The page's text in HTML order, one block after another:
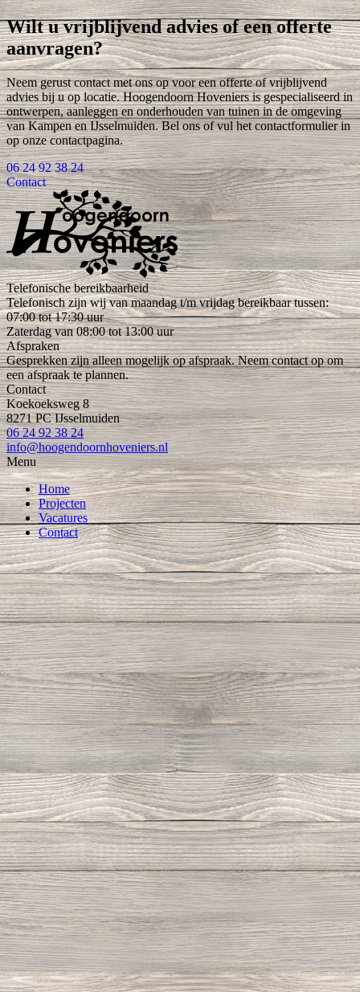
Wilt u vrijblijvend advies of een offerte
aanvragen?
Neem gerust contact met ons op voor een offerte of vrijblijvend
advies bij u op locatie. Hoogendoorn Hoveniers is gespecialiseerd in
ontwerpen, aanleggen en onderhouden van tuinen in de omgeving
van Kampen en IJsselmuiden. Bel ons of vul het contactformulier in
op onze contactpagina.
06 24 92 38 24
Contact
Telefonische bereikbaarheid
Telefonisch zijn wij van maandag t/m vrijdag bereikbaar tussen:
07:00 tot 17:30 uur
Zaterdag van 08:00 tot 13:00 uur
Afspraken
Gesprekken zijn alleen mogelijk op afspraak. Neem contact op om
een afspraak te plannen.
Contact
Koekoeksweg 8
8271 PC IJsselmuiden
06 24 92 38 24
info@hoogendoornhoveniers.nl
Menu
Home
Projecten
Vacatures
Contact